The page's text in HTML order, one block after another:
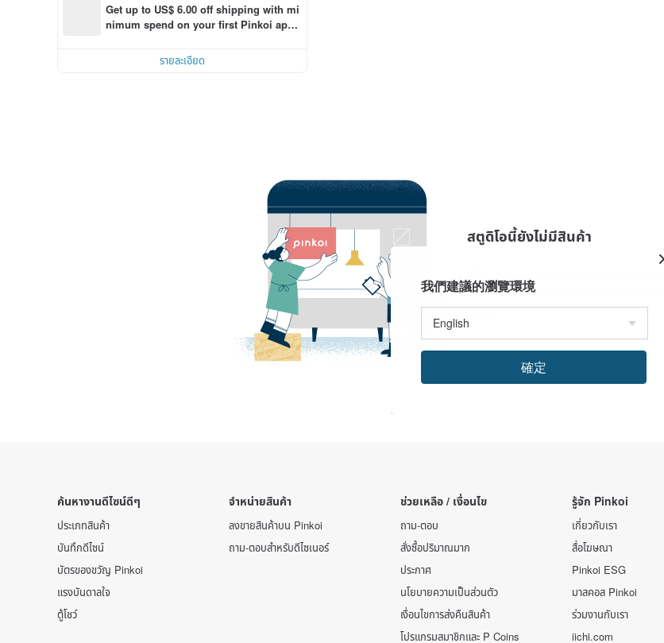
Get up to US$ 6.00 off shipping with mi
nimum spend on your first Pinkoi app
รายละเอียด
สตูดิโอนี้ยังไม่มีสินค้า
ดีไซเนอร์อาจกำลังพักผ่อนหรือกำลังเตรียม
"ติดต่อดีไซเนอร์" ก่อนเพื่อแจ้งให้ดีไซเนอร์
แค่ไหน
ค้นหางานดีไซน์ดีๆ
ประเภทสินค้า
บันทึกดีไซน์
บัตรของขวัญ Pinkoi
แรงบันดาลใจ
ตู้โชว์
จำหน่ายสินค้า
ลงขายสินค้าบน Pinkoi
ถาม-ตอบสำหรับดีไซเนอร์
ช่วยเหลือ / เงื่อนไข
ถาม-ตอบ
สั่งซื้อปริมาณมาก
ประกาศ
นโยบายความเป็นส่วนตัว
เงื่อนไขการส่งคืนสินค้า
โปรแกรมสมาชิกและ P Coins
รู้จัก Pinkoi
เกี่ยวกับเรา
สื่อโฆษณา
Pinkoi ESG
มาสคอส Pinkoi
ร่วมงานกับเรา
iichi.com
我們建議的瀏覽環境
確定